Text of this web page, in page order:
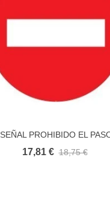
Añadir al carrito
SEÑAL PROHIBIDO EL
ECONOMICA
17,81 € 18,75 €